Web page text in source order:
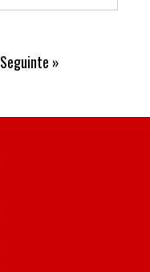
Seguinte »